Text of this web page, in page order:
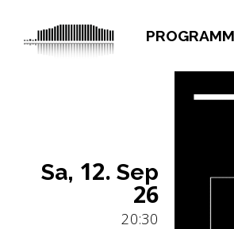
PROGRAMM
Sa, 12. Sep
26
20:30